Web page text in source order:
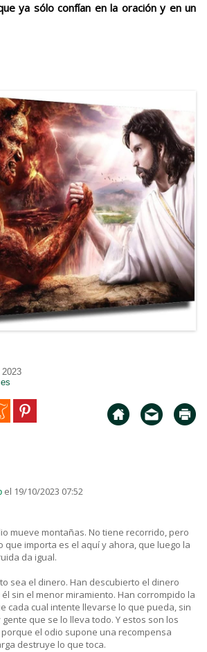
ya sólo confían en la oración y en un
el 19/10/2023 07:52
mueve montañas. No tiene recorrido, pero
que importa es el aquí y ahora, que luego la
da igual.
sea el dinero. Han descubierto el dinero
sin el menor miramiento. Han corrompido la
cada cual intente llevarse lo que pueda, sin
que se lo lleva todo. Y estos son los
el odio supone una recompensa
destruye lo que toca.